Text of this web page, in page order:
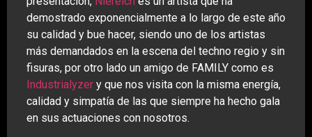
demostrado exponencialmente a lo largo de este año
su calidad y bue hacer, siendo uno de los artistas
más demandados en la escena del techno regio y sin
fisuras, por otro lado un amigo de FAMILY como es
Industrialyzer y que nos visita con la misma energía,
calidad y simpatía de las que siempre ha hecho gala
en sus actuaciones con nosotros.